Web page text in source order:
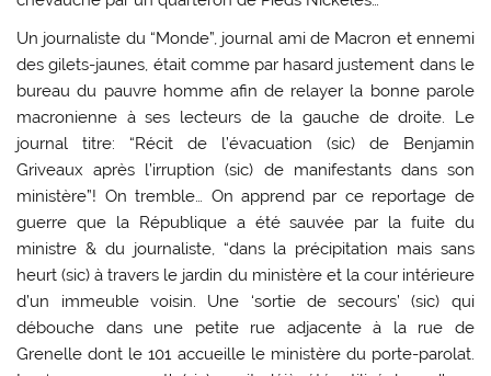
Un journaliste du “Monde”, journal ami de Macron et ennemi
des gilets-jaunes, était comme par hasard justement dans le
bureau du pauvre homme afin de relayer la bonne parole
macronienne à ses lecteurs de la gauche de droite. Le
journal titre: “Récit de l’évacuation (sic) de Benjamin
Griveaux après l’irruption (sic) de manifestants dans son
ministère”! On tremble… On apprend par ce reportage de
guerre que la République a été sauvée par la fuite du
ministre & du journaliste, “dans la précipitation mais sans
heurt (sic) à travers le jardin du ministère et la cour intérieure
d’un immeuble voisin. Une ‘sortie de secours’ (sic) qui
débouche dans une petite rue adjacente à la rue de
Grenelle dont le 101 accueille le ministère du porte-parolat.